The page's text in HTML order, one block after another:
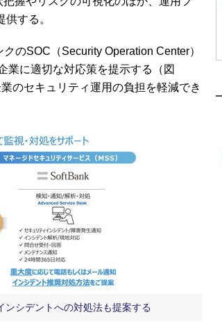
する。
のSOC（Security Operation Center）
業に適切な対応策を提示する（図
のセキュリティ運用の負担を軽減でき
ンシデントへの対処法も提案する